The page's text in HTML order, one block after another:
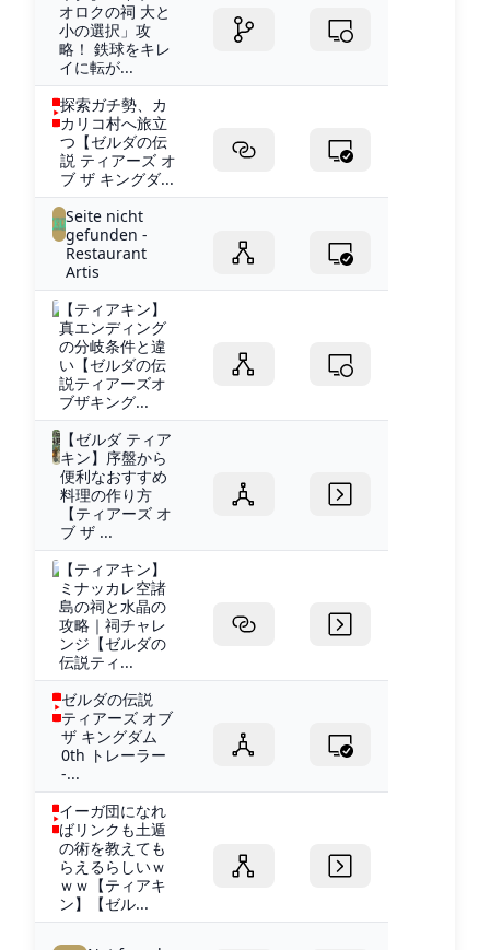
オロクの祠 大と
小の選択」攻
略！ 鉄球をキレ
イに転が...
探索ガチ勢、カ
カリコ村へ旅立
つ【ゼルダの伝
説 ティアーズ オ
ブ ザ キングダ...
Seite nicht
gefunden -
Restaurant
Artis
【ティアキン】
真エンディング
の分岐条件と違
い【ゼルダの伝
説ティアーズオ
ブザキング...
【ゼルダ ティア
キン】序盤から
便利なおすすめ
料理の作り方
【ティアーズ オ
ブ ザ ...
【ティアキン】
ミナッカレ空諸
島の祠と水晶の
攻略｜祠チャレ
ンジ【ゼルダの
伝説ティ...
ゼルダの伝説
ティアーズ オブ
ザ キングダム
0th トレーラー
-...
イーガ団になれ
ばリンクも土遁
の術を教えても
らえるらしいｗ
ｗｗ【ティアキ
ン】【ゼル...